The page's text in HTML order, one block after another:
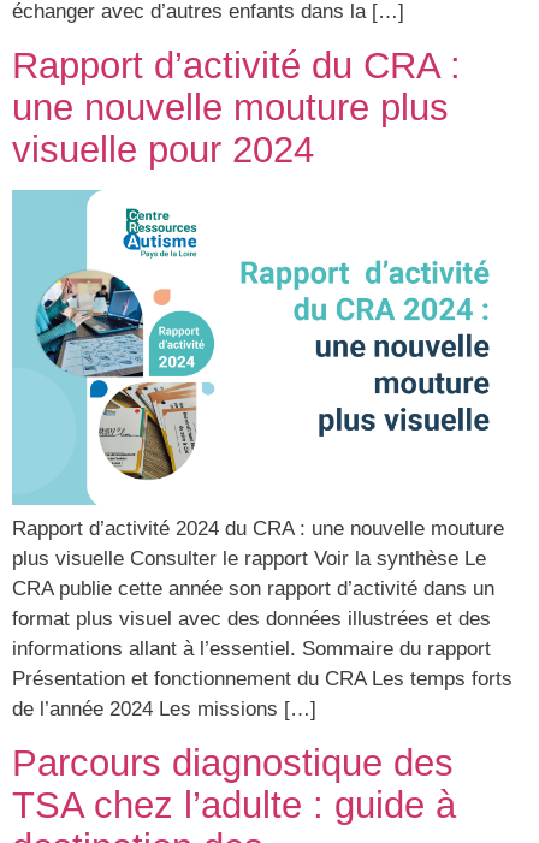
échanger avec d’autres enfants dans la […]
Rapport d’activité du CRA :
une nouvelle mouture plus
visuelle pour 2024
Rapport d’activité 2024 du CRA : une nouvelle mouture
plus visuelle Consulter le rapport Voir la synthèse Le
CRA publie cette année son rapport d’activité dans un
format plus visuel avec des données illustrées et des
informations allant à l’essentiel. Sommaire du rapport
Présentation et fonctionnement du CRA Les temps forts
de l’année 2024 Les missions […]
Parcours diagnostique des
TSA chez l’adulte : guide à